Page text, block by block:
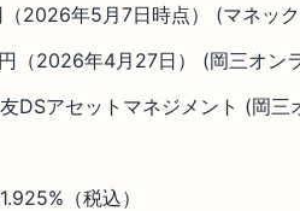
2026年5月7日時点） (マネッ
（2026年4月27日） (岡三オン
DSアセットマネジメント (岡三
（税込）